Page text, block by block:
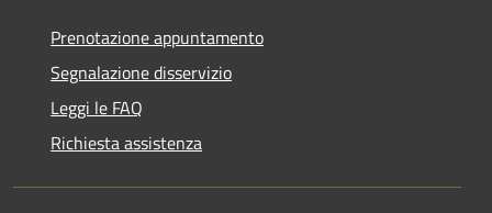
Prenotazione appuntamento
Segnalazione disservizio
Leggi le FAQ
Richiesta assistenza